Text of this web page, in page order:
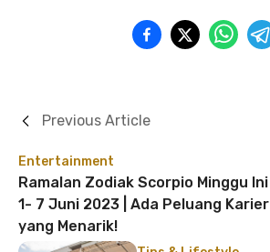
Entertainment
Ramalan Zodiak Scorpio Minggu Ini
1- 7 Juni 2023 | Ada Peluang Karier
yang Menarik!
Previous Article